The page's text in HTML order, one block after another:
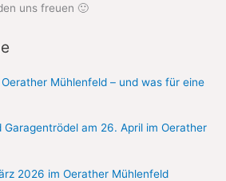
uns freuen 🙂
Mühlenfeld – und was für eine
Garagentrödel am 26. April im Oerather
2026 im Oerather Mühlenfeld